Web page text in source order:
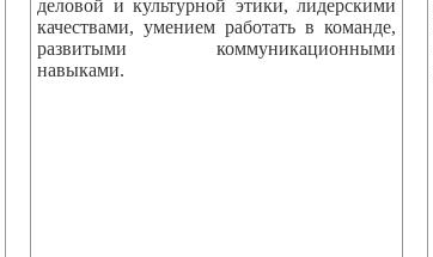
деловой и культурной этики, лидерскими
качествами, умением работать в команде,
развитыми коммуникационными
навыками.